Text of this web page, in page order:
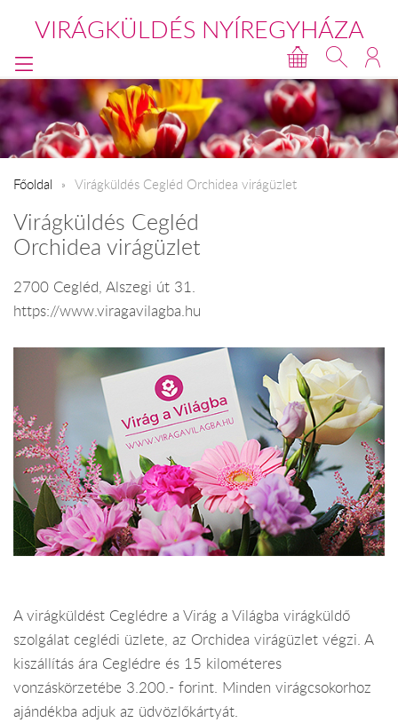
VIRÁGKÜLDÉS NYÍREGYHÁZA
Főoldal Virágküldés Cegléd Orchidea virágüzlet
Virágküldés Cegléd
Orchidea virágüzlet
2700 Cegléd, Alszegi út 31.
https://www.viragavilagba.hu
A virágküldést Ceglédre a Virág a Világba virágküldő
szolgálat ceglédi üzlete, az Orchidea virágüzlet végzi. A
kiszállítás ára Ceglédre és 15 kilométeres
vonzáskörzetébe 3.200.- forint. Minden virágcsokorhoz
ajándékba adjuk az üdvözlőkártyát.